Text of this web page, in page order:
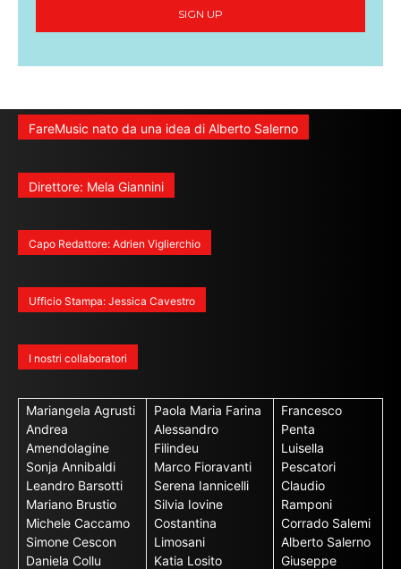
SIGN UP
FareMusic nato da una idea di Alberto Salerno
Direttore: Mela Giannini
Capo Redattore: Adrien Viglierchio
Ufficio Stampa: Jessica Cavestro
I nostri collaboratori
Mariangela Agrusti
Andrea
Amendolagine
Sonja Annibaldi
Leandro Barsotti
Mariano Brustio
Michele Caccamo
Simone Cescon
Daniela Collu
Paola Maria Farina
Alessandro
Filindeu
Marco Fioravanti
Serena Iannicelli
Silvia Iovine
Costantina
Limosani
Katia Losito
Francesco
Penta
Luisella
Pescatori
Claudio
Ramponi
Corrado Salemi
Alberto Salerno
Giuseppe